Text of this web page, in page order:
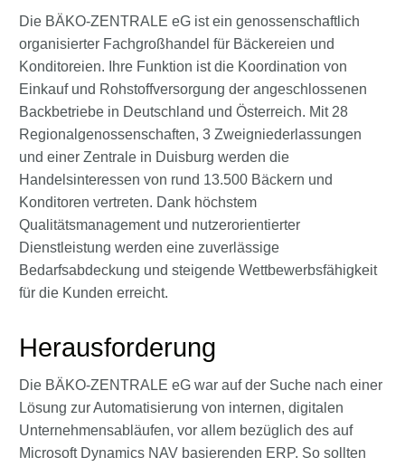
Die BÄKO-ZENTRALE eG ist ein genossenschaftlich
organisierter Fachgroßhandel für Bäckereien und
Konditoreien. Ihre Funktion ist die Koordination von
Einkauf und Rohstoffversorgung der angeschlossenen
Backbetriebe in Deutschland und Österreich. Mit 28
Regionalgenossenschaften, 3 Zweigniederlassungen
und einer Zentrale in Duisburg werden die
Handelsinteressen von rund 13.500 Bäckern und
Konditoren vertreten. Dank höchstem
Qualitätsmanagement und nutzerorientierter
Dienstleistung werden eine zuverlässige
Bedarfsabdeckung und steigende Wettbewerbsfähigkeit
für die Kunden erreicht.
Herausforderung
Die BÄKO-ZENTRALE eG war auf der Suche nach einer
Lösung zur Automatisierung von internen, digitalen
Unternehmensabläufen, vor allem bezüglich des auf
Microsoft Dynamics NAV basierenden ERP. So sollten